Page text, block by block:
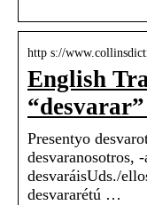
http s://
English
Presentyo
desvaranosotros,
desvaráisUds./
desvararétú …